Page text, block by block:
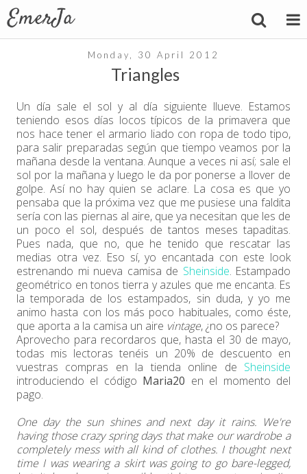
Monday, 30 April 2012
Triangles
Un día sale el sol y al día siguiente llueve. Estamos
teniendo esos días locos típicos de la primavera que
nos hace tener el armario liado con ropa de todo tipo,
para salir preparadas según que tiempo veamos por la
mañana desde la ventana. Aunque a veces ni así; sale el
sol por la mañana y luego le da por ponerse a llover de
golpe. Así no hay quien se aclare. La cosa es que yo
pensaba que la próxima vez que me pusiese una faldita
sería con las piernas al aire, que ya necesitan que les de
un poco el sol, después de tantos meses tapaditas.
Pues nada, que no, que he tenido que rescatar las
medias otra vez. Eso sí, yo encantada con este look
estrenando mi nueva camisa de Sheinside. Estampado
geométrico en tonos tierra y azules que me encanta. Es
la temporada de los estampados, sin duda, y yo me
animo hasta con los más poco habituales, como éste,
que aporta a la camisa un aire vintage, ¿no os parece?
Aprovecho para recordaros que, hasta el 30 de mayo,
todas mis lectoras tenéis un 20% de descuento en
vuestras compras en la tienda online de Sheinside
introduciendo el código Maria20 en el momento del
pago.
One day the sun shines and next day it rains. We're
having those crazy spring days that make our wardrobe a
completely mess with all kind of clothes. I thought next
time I was wearing a skirt was going to go bare-legged,